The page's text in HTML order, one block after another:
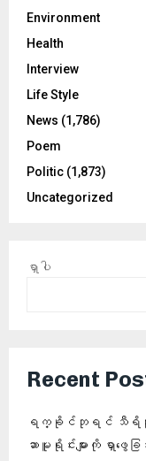
Environment
Health
Interview
Life Style
News (1,786)
Poem
Politic (1,873)
Uncategorized
ရှာပါ
Recent
ရက္ခိုင်ဘုရင် သီရိသုဓ
ဆာမူရိုင်းများကို ရှာဖွေခ